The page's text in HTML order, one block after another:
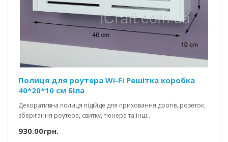
Полиця для роутера Wi-Fi Решітка коробка
40*20*10 см Біла
Декоративна полиця підійде для приховання дротів, розеток,
зберігання роутера, свитку, тюнера та інш..
930.00грн.